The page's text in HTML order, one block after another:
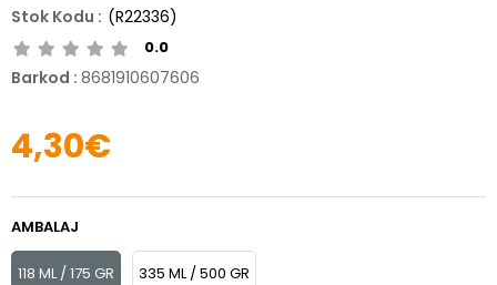
(R22336)
0.0
Barkod : 8681910607606
4,30€
AMBALAJ
118 ML / 175 GR 335 ML / 500 GR